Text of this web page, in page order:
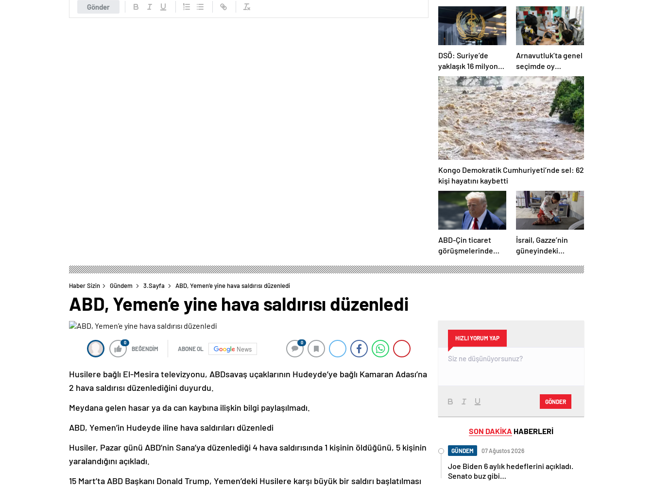
Gönder
DSÖ: Suriye’de
yaklaşık 16 milyon
kişi sağlık
desteğine ihtiyaç
duyuyor
Arnavutluk’ta genel
seçimde oy
kullanma işlemi
başladı
Kongo Demokratik Cumhuriyeti’nde sel: 62
kişi hayatını kaybetti
ABD-Çin ticaret
görüşmelerinde
İsrail, Gazze’nin
güneyindeki
4’ü çocuk 8 Filistinli
Haber Sizin Gündem 3.Sayfa ABD, Yemen’e yine hava saldırısı düzenledi
ABD, Yemen’e yine hava saldırısı düzenledi
0
BEĞENDİM ABONE OL News
0
Husilere bağlı El-Mesira televizyonu, ABDsavaş uçaklarının Hudeyde’ye bağlı Kamaran Adası’na
2 hava saldırısı düzenlediğini duyurdu.
Meydana gelen hasar ya da can kaybına ilişkin bilgi paylaşılmadı.
ABD, Yemen’in Hudeyde iline hava saldırıları düzenledi
Husiler, Pazar günü ABD’nin Sana’ya düzenlediği 4 hava saldırısında 1 kişinin öldüğünü, 5 kişinin
yaralandığını açıkladı.
15 Mart’ta ABD Başkanı Donald Trump, Yemen’deki Husilere karşı büyük bir saldırı başlatılması
HIZLI YORUM YAP
GÖNDER
SON DAKİKA HABERLERİ
GÜNDEM 07 Ağustos 2026
Joe Biden 6 aylık hedeflerini açıkladı.
Senato buz gibi…